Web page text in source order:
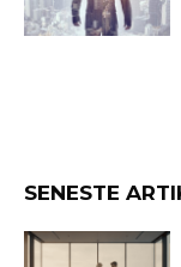
SENESTE